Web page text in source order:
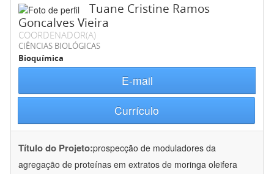
Tuane Cristine Ramos
Goncalves Vieira
COORDENADOR(A)
CIÊNCIAS BIOLÓGICAS
Bioquímica
E-mail
Currículo
Título do Projeto:prospecção de moduladores da
agregação de proteínas em extratos de moringa oleifera